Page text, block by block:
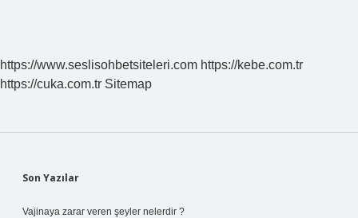
https://www.seslisohbetsiteleri.com https://kebe.com.tr
https://cuka.com.tr Sitemap
Sidebar
Son Yazılar
Vajinaya zarar veren şeyler nelerdir ?